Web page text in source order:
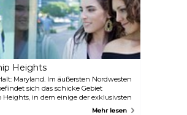
Heights
Maryland. Im äußersten Nordwesten
sich das schicke Gebiet
Heights, in dem einige der exklusivsten
von DC angesiedelt sind.
Mehr lesen